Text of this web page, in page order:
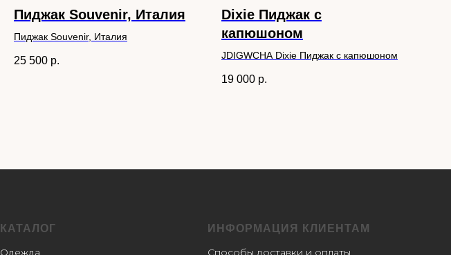
Пиджак Souvenir, Италия
Пиджак Souvenir, Италия
25 500 р.
Dixie Пиджак с
капюшоном
JDIGWCHA Dixie Пиджак с капюшоном
19 000 р.
КАТАЛОГ
Одежда
ИНФОРМАЦИЯ КЛИЕНТАМ
Способы доставки и оплаты